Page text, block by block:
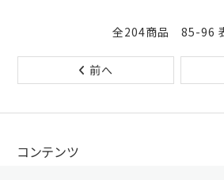
全204商品 85-96
前へ
コンテンツ